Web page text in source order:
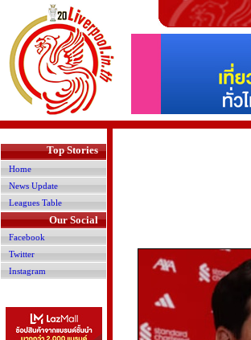
Top Stories
Home
News Update
Leagues Table
Our Social
Facebook
Twitter
Instagram